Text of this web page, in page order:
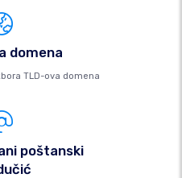
domena
TLD-ova domena
poštanski